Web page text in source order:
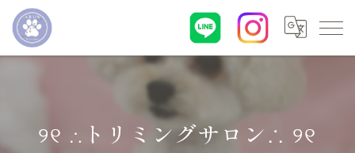
୨୧ ∴トリミングサロン∴ ୨୧